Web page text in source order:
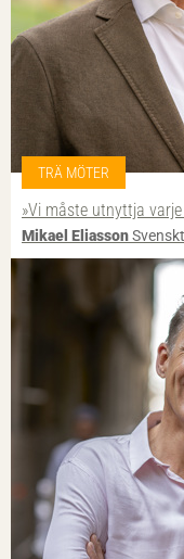
TRÄ MÖTER
»Vi måste utnyttja
Mikael Eliasson